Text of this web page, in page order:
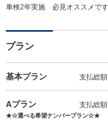
車検2年実施 必見オススメで
プラン
基本プラン 支払総額
Aプラン 支払総額
★☆選べる希望ナンバープラン☆★